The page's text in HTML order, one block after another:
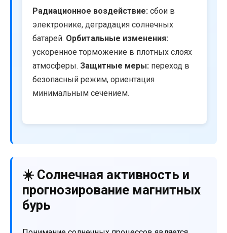
Радиационное воздействие: сбои в
электронике, деградация солнечных
батарей. Орбитальные изменения:
ускоренное торможение в плотных слоях
атмосферы. Защитные меры: переход в
безопасный режим, ориентация
минимальным сечением.
☀️ Солнечная активность и
прогнозирование магнитных
бурь